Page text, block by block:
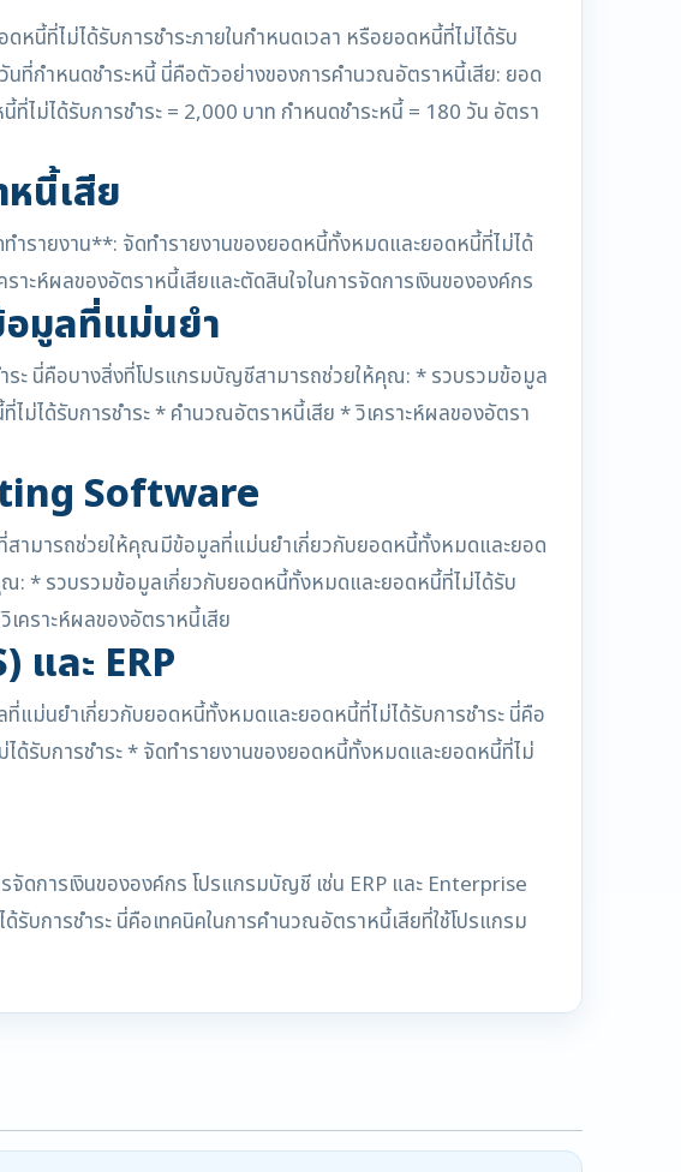
หนี้ที่ไม่ได้รับการชำระภายในกำหนดเวลา หรือยอดหนี้ที่ไม่ได้รับ
นที่กำหนดชำระหนี้ นี่คือตัวอย่างของการคำนวณอัตราหนี้เสีย: ยอด
ไม่ได้รับการชำระ = 2,000 บาท กำหนดชำระหนี้ = 180 วัน อัตรา
นี้เสีย
รายงาน**: จัดทำรายงานของยอดหนี้ทั้งหมดและยอดหนี้ที่ไม่ได้
ะห์ผลของอัตราหนี้เสียและตัดสินใจในการจัดการเงินขององค์กร
มูลที่แม่นยำ
ะ นี่คือบางสิ่งที่โปรแกรมบัญชีสามารถช่วยให้คุณ: * รวบรวมข้อมูล
ม่ได้รับการชำระ * คำนวณอัตราหนี้เสีย * วิเคราะห์ผลของอัตรา
Software
ามารถช่วยให้คุณมีข้อมูลที่แม่นยำเกี่ยวกับยอดหนี้ทั้งหมดและยอด
: * รวบรวมข้อมูลเกี่ยวกับยอดหนี้ทั้งหมดและยอดหนี้ที่ไม่ได้รับ
คราะห์ผลของอัตราหนี้เสีย
และ ERP
ม่นยำเกี่ยวกับยอดหนี้ทั้งหมดและยอดหนี้ที่ไม่ได้รับการชำระ นี่คือ
รับการชำระ * จัดทำรายงานของยอดหนี้ทั้งหมดและยอดหนี้ที่ไม่
ดการเงินขององค์กร โปรแกรมบัญชี เช่น ERP และ Enterprise
การชำระ นี่คือเทคนิคในการคำนวณอัตราหนี้เสียที่ใช้โปรแกรม